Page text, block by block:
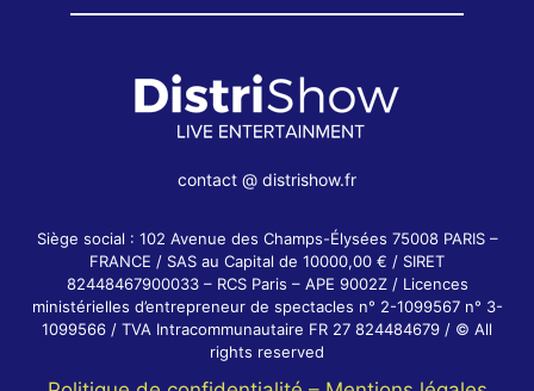
contact @ distrishow.fr
Siège social : 102 Avenue des Champs-Élysées 75008 PARIS –
FRANCE / SAS au Capital de 10000,00 € / SIRET
82448467900033 – RCS Paris – APE 9002Z / Licences
ministérielles d’entrepreneur de spectacles n° 2-1099567 n° 3-
1099566 / TVA Intracommunautaire FR 27 824484679 / © All
rights reserved